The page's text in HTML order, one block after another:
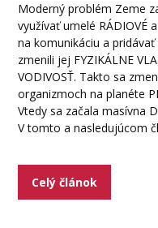
Moderný problém Zeme
využívať umelé RÁDIOVÉ
na komunikáciu a
zmenili jej FYZIKÁLNE
VODIVOSŤ. Takto sa
organizmoch na planéte
Vtedy sa začala masívna
V tomto a nasledujúcom
Celý článok